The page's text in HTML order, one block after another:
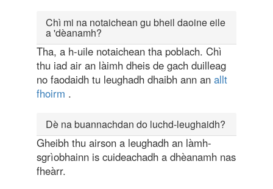
Chì mi na notaichean gu bheil daoine eile
a 'dèanamh?
Tha, a h-uile notaichean tha poblach. Chì
thu iad air an làimh dheis de gach duilleag
no faodaidh tu leughadh dhaibh ann an allt
fhoirm .
Dè na buannachdan do luchd-leughaidh?
Gheibh thu airson a leughadh an làmh-
sgrìobhainn is cuideachadh a dhèanamh nas
fheàrr.